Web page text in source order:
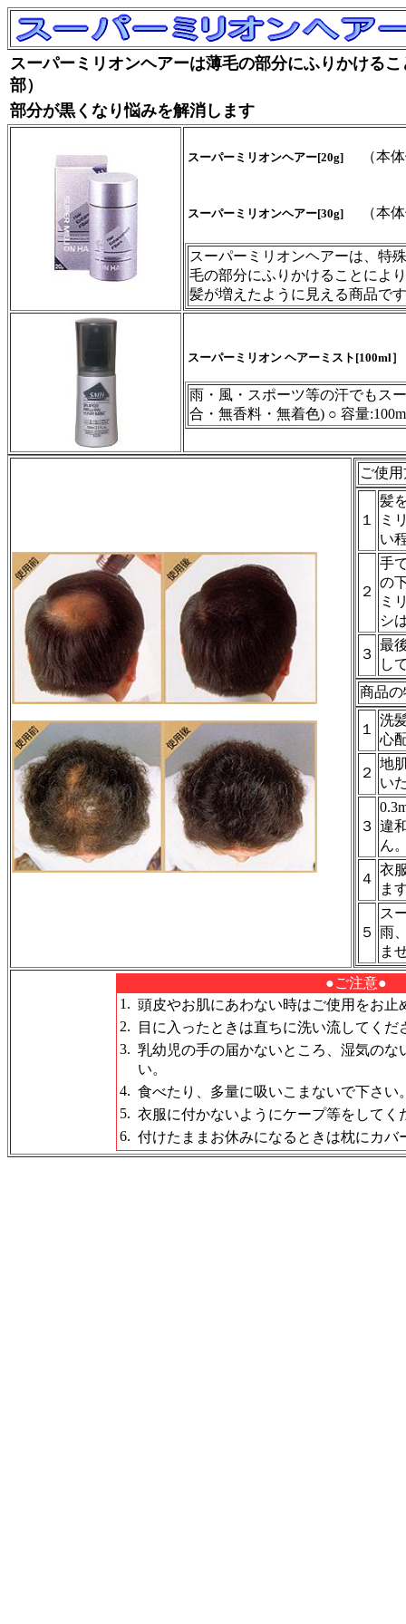
スーパーミリオンヘアーは薄毛の部分にふりかける
部）
部分が黒くなり悩みを解消します
スーパーミリオンヘアー[20g] （本
スーパーミリオンヘアー[30g] （本
スーパーミリオンヘアーは、特
毛の部分にふりかけることによ
髪が増えたように見える商品で
スーパーミリオン ヘアーミスト[100ml］
雨・風・スポーツ等の汗でもス
合・無香料・無着色) ○ 容量
ご使
１
髪
ミ
い
２
手
の
ミ
シ
３
最
し
商品
１
洗
心
２
地
い
３ 違
ん
４
衣
ま
５
ス
雨
ま
●ご注意●
1. 頭皮やお肌にあわない時はご使用をお止
2.
目に入ったときは直ちに洗い流してくだ
3. 乳幼児の手の届かないところ、湿気のな
い。
4. 食べたり、多量に吸いこまないで下さい
5. 衣服に付かないようにケープ等をしてく
6. 付けたままお休みになるときは枕にカバ